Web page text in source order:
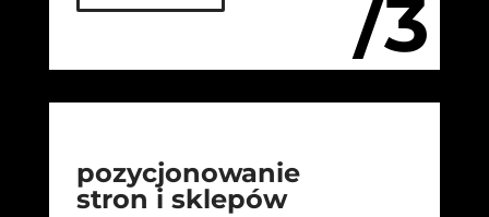
/3
pozycjonowanie
stron i sklepów